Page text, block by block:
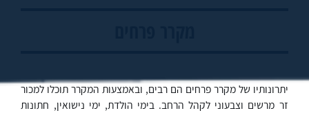
יתרונותיו של מקרר פרחים הם רבים, ובאמצעות המקרר תוכלו למכור
זר מרשים וצבעוני לקהל הרחב. בימי הולדת, ימי נישואין, חתונות